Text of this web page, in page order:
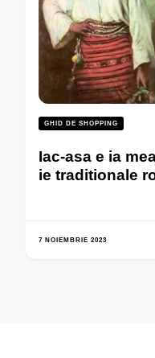
GHID DE SHOPPING
Iac-asa e ia
ie traditionale
7 NOIEMBRIE 2023